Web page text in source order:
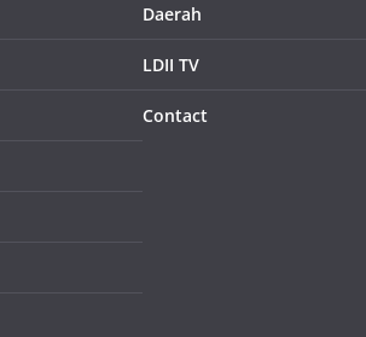
Daerah
LDII TV
Contact